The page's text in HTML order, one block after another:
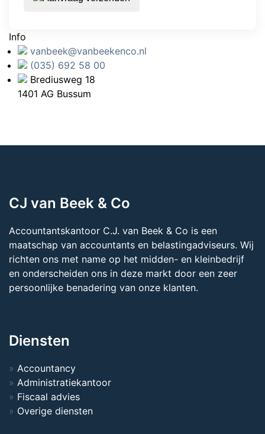
Info
vanbeek@vanbeekenco.nl
(035) 692 58 00
Brediusweg 18
1401 AG Bussum
CJ van Beek & Co
Accountantskantoor C.J. van Beek & Co is een
maatschap van accountants en belastingadviseurs. Wij
richten ons met name op het midden- en kleinbedrijf
en onderscheiden ons in deze markt door een zeer
persoonlijke benadering van onze klanten.
Diensten
Accountancy
Administratiekantoor
Fiscaal advies
Overige diensten